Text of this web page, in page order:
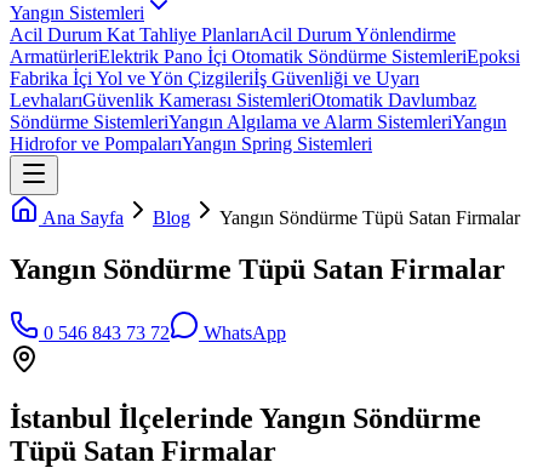
Yangın Sistemleri
Acil Durum Kat Tahliye PlanlarıAcil Durum Yönlendirme
ArmatürleriElektrik Pano İçi Otomatik Söndürme SistemleriEpoksi
Fabrika İçi Yol ve Yön Çizgileriİş Güvenliği ve Uyarı
LevhalarıGüvenlik Kamerası SistemleriOtomatik Davlumbaz
Söndürme SistemleriYangın Algılama ve Alarm SistemleriYangın
Hidrofor ve PompalarıYangın Spring Sistemleri
Ana Sayfa Blog Yangın Söndürme Tüpü Satan Firmalar
Yangın Söndürme Tüpü Satan Firmalar
0 546 843 73 72 WhatsApp
İstanbul İlçelerinde Yangın Söndürme
Tüpü Satan Firmalar